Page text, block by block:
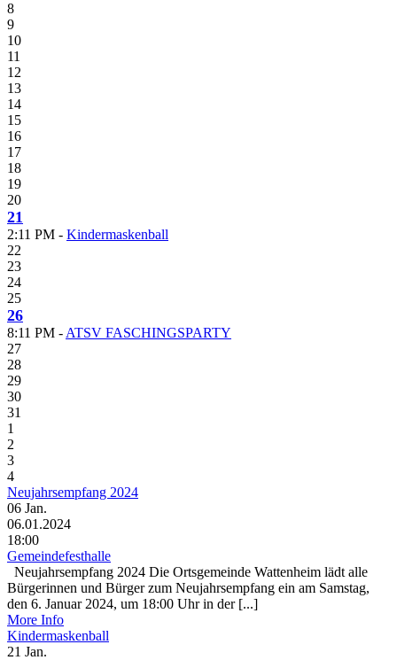
8
9
10
11
12
13
14
15
16
17
18
19
20
21
2:11 PM - Kindermaskenball
22
23
24
25
26
8:11 PM - ATSV FASCHINGSPARTY
27
28
29
30
31
1
2
3
4
Neujahrsempfang 2024
06 Jan.
06.01.2024
18:00
Gemeindefesthalle
Neujahrsempfang 2024 Die Ortsgemeinde Wattenheim lädt alle
Bürgerinnen und Bürger zum Neujahrsempfang ein am Samstag,
den 6. Januar 2024, um 18:00 Uhr in der [...]
More Info
Kindermaskenball
21 Jan.